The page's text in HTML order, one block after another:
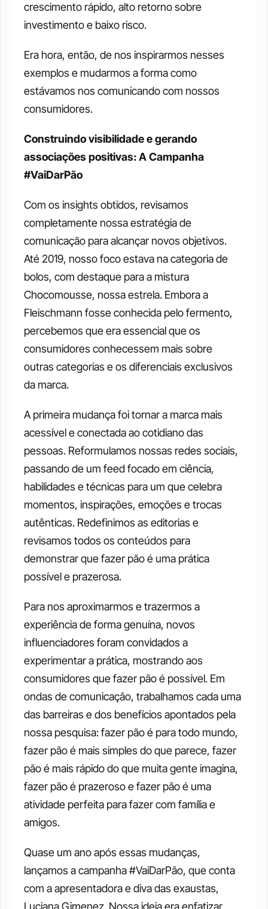
crescimento rápido, alto retorno sobre
investimento e baixo risco.
Era hora, então, de nos inspirarmos nesses
exemplos e mudarmos a forma como
estávamos nos comunicando com nossos
consumidores.
Construindo visibilidade e gerando
associações positivas: A Campanha
#VaiDarPão
Com os insights obtidos, revisamos
completamente nossa estratégia de
comunicação para alcançar novos objetivos.
Até 2019, nosso foco estava na categoria de
bolos, com destaque para a mistura
Chocomousse, nossa estrela. Embora a
Fleischmann fosse conhecida pelo fermento,
percebemos que era essencial que os
consumidores conhecessem mais sobre
outras categorias e os diferenciais exclusivos
da marca.
A primeira mudança foi tornar a marca mais
acessível e conectada ao cotidiano das
pessoas. Reformulamos nossas redes sociais,
passando de um feed focado em ciência,
habilidades e técnicas para um que celebra
momentos, inspirações, emoções e trocas
autênticas. Redefinimos as editorias e
revisamos todos os conteúdos para
demonstrar que fazer pão é uma prática
possível e prazerosa.
Para nos aproximarmos e trazermos a
experiência de forma genuína, novos
influenciadores foram convidados a
experimentar a prática, mostrando aos
consumidores que fazer pão é possível. Em
ondas de comunicação, trabalhamos cada uma
das barreiras e dos benefícios apontados pela
nossa pesquisa: fazer pão é para todo mundo,
fazer pão é mais simples do que parece, fazer
pão é mais rápido do que muita gente imagina,
fazer pão é prazeroso e fazer pão é uma
atividade perfeita para fazer com família e
amigos.
Quase um ano após essas mudanças,
lançamos a campanha #VaiDarPão, que conta
com a apresentadora e diva das exaustas,
Luciana Gimenez. Nossa ideia era enfatizar